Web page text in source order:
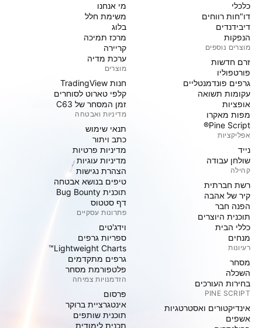
כלכלי
דו"חות רווחים
דיבידנדים
הנפקות
מוצרים נוספים
זרם חדשות
פורטפוליו
גרפים פונדמנטליים
עקומות תשואה
אופציות
מפות מאקרו
Pine Script®
אפליקציות
נייד
שולחן עבודה
קהילה
רשת חברתית
קיר של אהבה
הפנה חבר
תוכנית היוצרים
כללי הבית
מנחים
רעיונות
מסחר
השכלה
בחירות העורכים
PINE SCRIPT
אינדיקטורים ואסטרטגיות
אשפים
מי אנחנו
משימת חלל
בלוג
מרכז תמיכה
קריירה
ערכת מדיה
מוצרים
חנות TradingView
קלפי טארוט לסוחרים
זמן המסחר של C63
מדיניות ואבטחה
תנאי שימוש
כתב ויתור
מדיניות פרטיות
מדיניות עוגיות
הצהרת נגישות
טיפים בנושא אבטחה
תוכנית Bug Bounty
דף סטטוס
פתרונות עסקיים
וידג'טים
ספריות גרפים
Lightweight Charts™
גרפים מתקדמים
פלטפורמת מסחר
הזדמנויות צמיחה
פּרסום
אינטגרציית ברוקר
תוכנית שותפים
תכנית לימודית